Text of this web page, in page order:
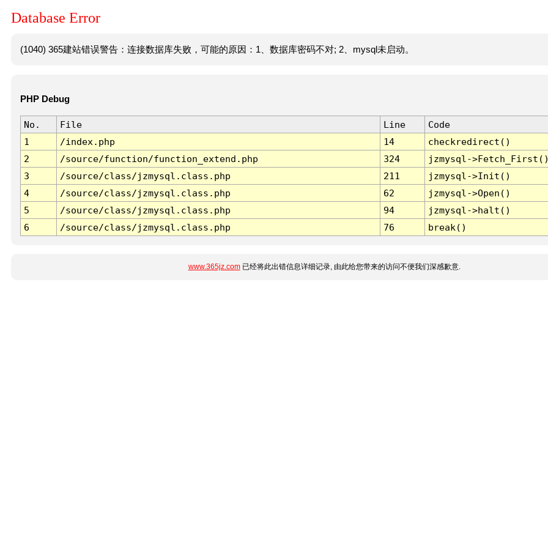
Database Error
(1040) 365建站错误警告：连接数据库失败，可能的原因：1、数据库密码不对; 2、mysql未启动。
PHP Debug
No. File Line
Code
1
/index.php 14
checkredirect()
2
/source/function/function_extend.php 324
jzmysql-
3
/source/class/jzmysql.class.php 211
jzmysql->Init()
4
/source/class/jzmysql.class.php 62
jzmysql->Open()
5
/source/class/jzmysql.class.php 94
jzmysql->halt()
6
/source/class/jzmysql.class.php 76 break()
www.365jz.com已经将此出错信息详细记录, 由此给您带来的访问不便我们深感歉意.